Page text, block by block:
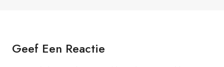
Geef Een Reactie